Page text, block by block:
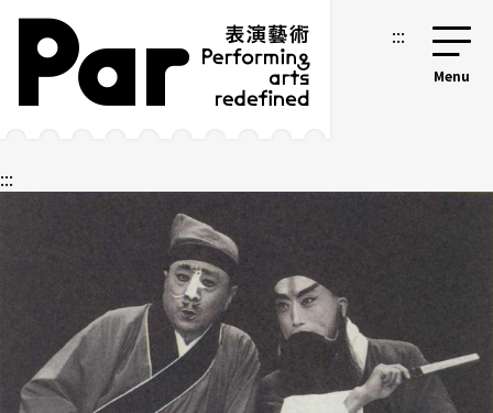
跳到主要內容區塊
網站導覽 :::
:::